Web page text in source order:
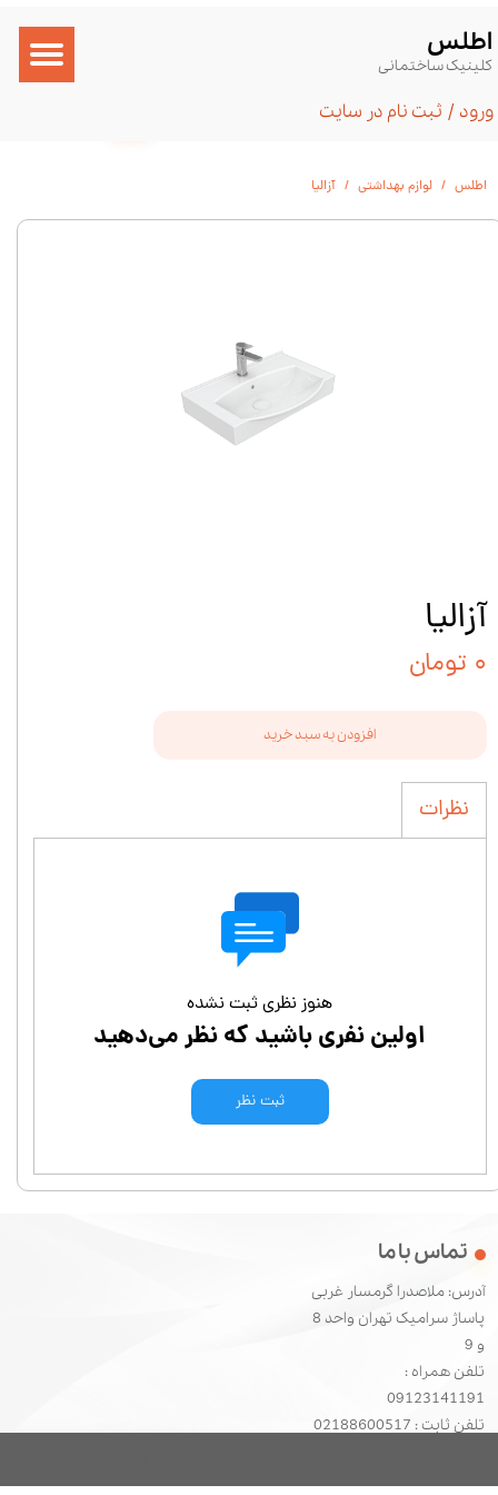
ورود / ثبت نام در سایت
حساب کاربری من
تغییر گذر واژه
خروج از حساب کاربری
​اطلس
کلینیک ساختمانی
اطلس لوازم بهداشتی آزالیا
آزالیا
۰ تومان
افزودن به سبد خرید
نظرات
هنوز نظری ثبت نشده
اولین نفری باشید که نظر می‌دهید
ثبت نظر
تماس با ما
آدرس: ملاصدرا گرمسار غربی
پاساژ سرامیک تهران واحد 8
و 9
تلفن همراه :
09123141191
​​​​​​​تلفن ثابت : 02188600517